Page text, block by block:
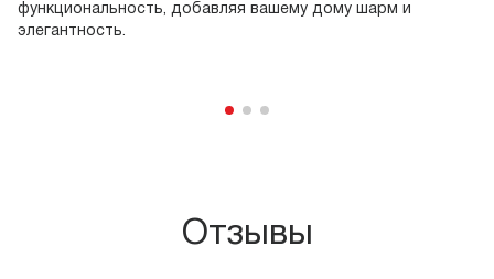
функциональность, добавляя вашему дому шарм и
элегантность.
Отзывы